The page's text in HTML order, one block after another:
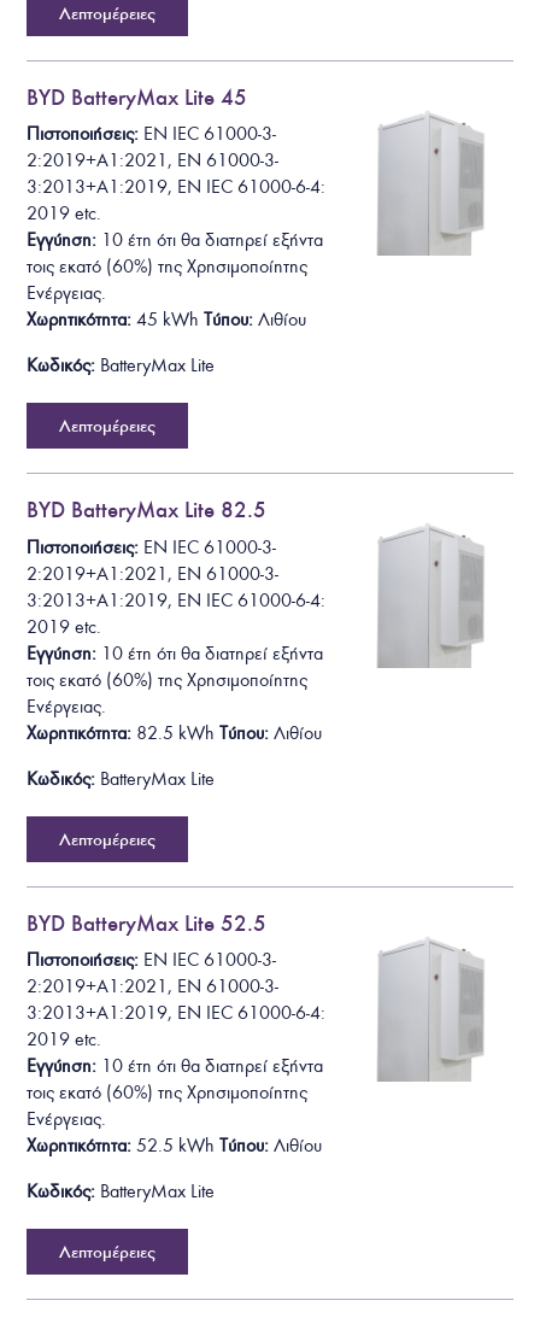
Λεπτομέρειες
BYD BatteryMax Lite 45
Πιστοποιήσεις: EN IEC 61000-3-
2:2019+A1:2021 , EN 61000-3-
3:2013+A1:2019, EN IEC 61000-6-4:
2019etc.
Εγγύηση: 10 έτη ότι θαδιατηρεί εξήντα
τοις εκατό (60%) της Χρησιμοποίητης
Ενέργειας.
Χωρητικότητα: 45 kWh Τύπου: Λιθίου
Κωδικός: BatteryMax Lite
Λεπτομέρειες
BYD BatteryMax Lite 82.5
Πιστοποιήσεις: EN IEC 61000-3-
2:2019+A1:2021 , EN 61000-3-
3:2013+A1:2019, EN IEC 61000-6-4:
2019etc.
Εγγύηση: 10 έτη ότι θαδιατηρεί εξήντα
τοις εκατό (60%) της Χρησιμοποίητης
Ενέργειας.
Χωρητικότητα: 82.5 kWh Τύπου: Λιθίου
Κωδικός: BatteryMax Lite
Λεπτομέρειες
BYD BatteryMax Lite 52.5
Πιστοποιήσεις: EN IEC 61000-3-
2:2019+A1:2021 , EN 61000-3-
3:2013+A1:2019, EN IEC 61000-6-4:
2019etc.
Εγγύηση: 10 έτη ότι θαδιατηρεί εξήντα
τοις εκατό (60%) της Χρησιμοποίητης
Ενέργειας.
Χωρητικότητα: 52.5 kWh Τύπου: Λιθίου
Κωδικός: BatteryMax Lite
Λεπτομέρειες